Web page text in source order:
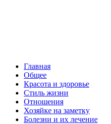
Главная
Общее
Красота и здоровье
Стиль жизни
Отношения
Хозяйке на заметку
Болезни и их лечение